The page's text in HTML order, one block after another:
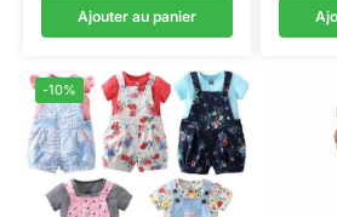
Ajouter au panier
-10%